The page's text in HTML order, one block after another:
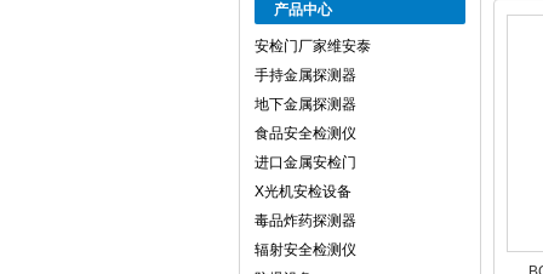
产品中心
安检门厂家维安泰
手持金属探测器
地下金属探测器
食品安全检测仪
进口金属安检门
X光机安检设备
毒品炸药探测器
辐射安全检测仪